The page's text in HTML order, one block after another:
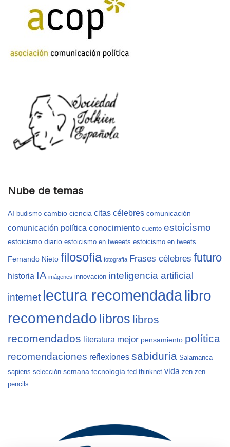
Nube de temas
AI budismo cambio ciencia citas célebres comunicación
comunicación política conocimiento cuento estoicismo
estoicismo diario estoicismo en tweeets estoicismo en tweets
Fernando Nieto filosofia fotografía Frases célebres futuro
historia IA imágenes innovación inteligencia artificial
internet lectura recomendadalibro
recomendado libros libros
recomendados literatura mejor pensamiento política
recomendaciones reflexiones sabiduría Salamanca
sapiens selección semana tecnología ted thinknet vida zen zen
pencils